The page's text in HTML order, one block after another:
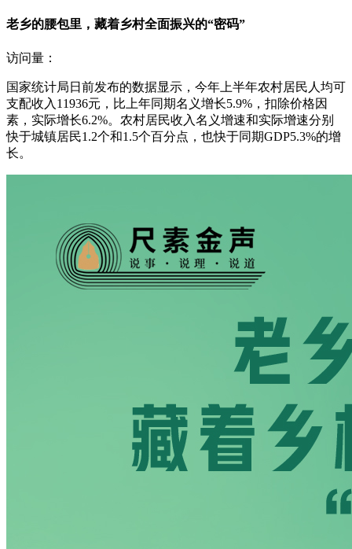
老乡的腰包里，藏着乡村全面振兴的“密码”
访问量：
国家统计局日前发布的数据显示，今年上半年农村居民人均可
支配收入11936元，比上年同期名义增长5.9%，扣除价格因
素，实际增长6.2%。农村居民收入名义增速和实际增速分别
快于城镇居民1.2个和1.5个百分点，也快于同期GDP5.3%的增
长。